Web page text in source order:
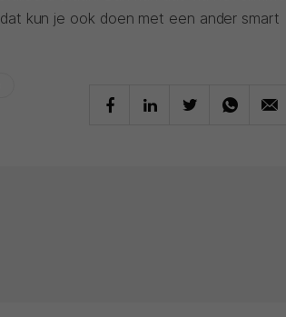
kun je ook doen met een ander smart